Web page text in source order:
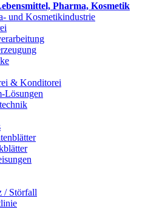
Pharma, Kosmetik
und Kosmetikindustrie
& Konditorei
Lösungen
/ Störfall